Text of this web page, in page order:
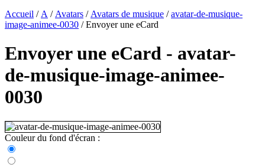
Accueil / A / Avatars / Avatars de musique /avatar-de-musique-
image-animee-0030 / Envoyer une eCard
Envoyer une eCard - avatar-
de-musique-image-animee-
0030
Couleur du fond d'écran :